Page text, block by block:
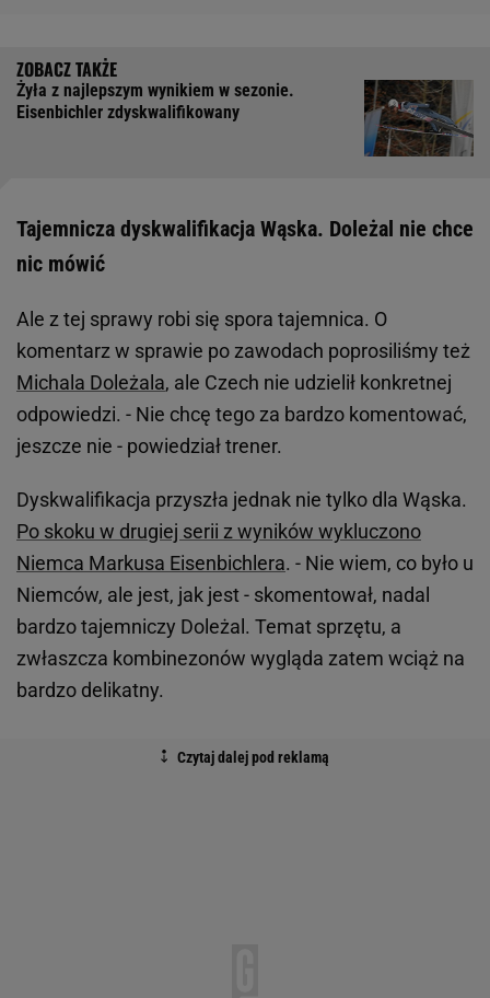
Żyła z najlepszym wynikiem w sezonie.
Eisenbichler zdyskwalifikowany
Tajemnicza dyskwalifikacja Wąska. Doleżal nie chce
nic mówić
Ale z tej sprawy robi się spora tajemnica. O
komentarz w sprawie po zawodach poprosiliśmy też
Michala Doleżala, ale Czech nie udzielił konkretnej
odpowiedzi. - Nie chcę tego za bardzo komentować,
jeszcze nie - powiedział trener.
Dyskwalifikacja przyszła jednak nie tylko dla Wąska.
Po skoku w drugiej serii z wyników wykluczono
Niemca Markusa Eisenbichlera. - Nie wiem, co było u
Niemców, ale jest, jak jest - skomentował, nadal
bardzo tajemniczy Doleżal. Temat sprzętu, a
zwłaszcza kombinezonów wygląda zatem wciąż na
bardzo delikatny.